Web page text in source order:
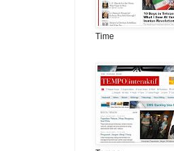
Time